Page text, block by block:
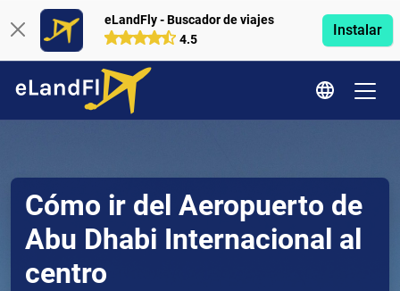
eLandFly - Buscador de viajes
4.5
Instalar
Cómo ir del Aeropuerto de
Abu Dhabi Internacional al
centro